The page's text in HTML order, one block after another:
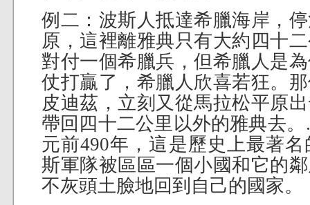
例二：波斯人抵達希臘海岸，
原，這裡離雅典只有大約四十
對付一個希臘兵，但希臘人是
仗打贏了，希臘人欣喜若狂。
皮迪茲，立刻又從馬拉松平原
帶回四十二公里以外的雅典去
元前490年，這是歷史上最著
斯軍隊被區區一個小國和它的
不灰頭土臉地回到自己的國家。